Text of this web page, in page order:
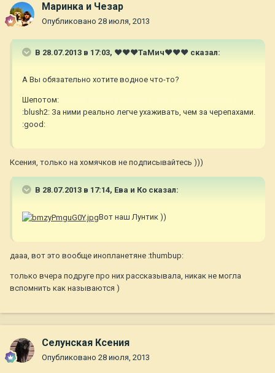
Маринка и Чезар
Опубликовано 28 июля, 2013
В 28.07.2013 в 17:03, ♥♥♥ТаМич♥♥♥ сказал:
А Вы обязательно хотите водное что-то?
Шепотом:
:blush2: За ними реально легче ухаживать, чем за черепахами.
:good:
Ксения, только на хомячков не подписывайтесь )))
В 28.07.2013 в 17:14, Ева и Ко сказал:
Вот наш Лунтик ))
дааа, вот это вообще инопланетяне :thumbup:
только вчера подруге про них рассказывала, никак не могла
вспомнить как называются )
Селунская Ксения
Опубликовано 28 июля, 2013